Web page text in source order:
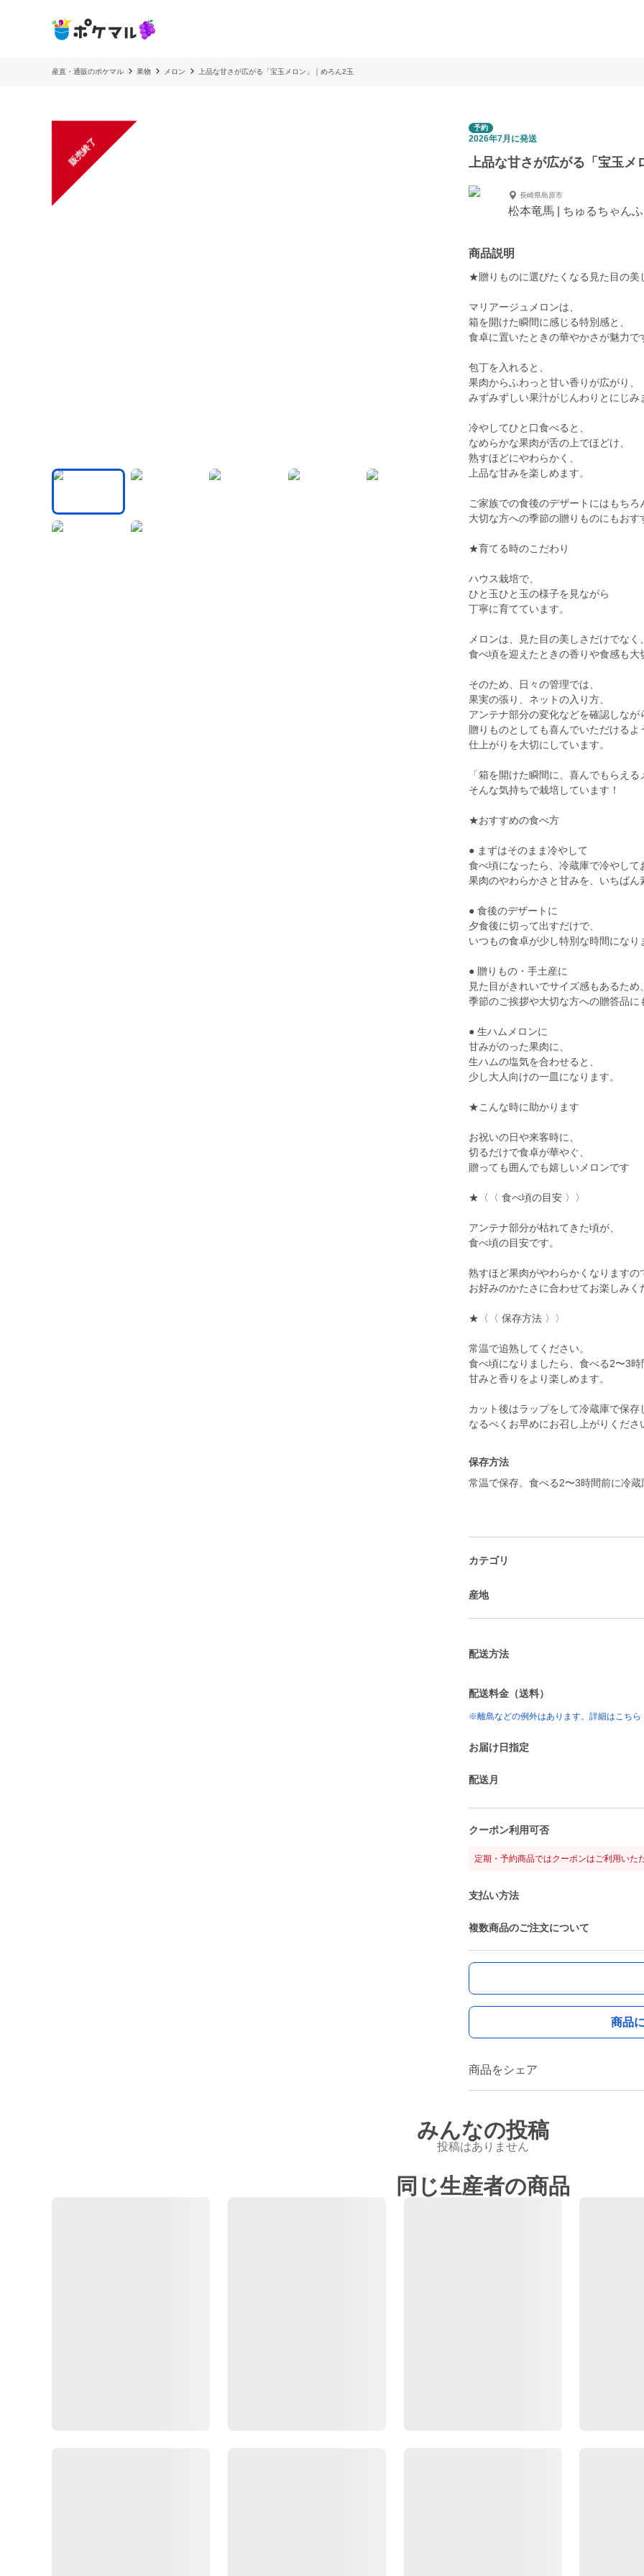
産直・通販のポケマル 果物 メロン 上品な甘さが広がる「宝玉メロン」｜めろん2玉
販売終了
予約
2026年7月に発送
上品な甘さが広がる「宝玉メ
長崎県島原市
松本竜馬 | ちゅるちゃん
商品説明
★贈りものに選びたくなる見た目の美
マリアージュメロンは、
箱を開けた瞬間に感じる特別感と、
食卓に置いたときの華やかさが魅力で
包丁を入れると、
果肉からふわっと甘い香りが広がり、
みずみずしい果汁がじんわりとにじみ
冷やしてひと口食べると、
なめらかな果肉が舌の上でほどけ、
熟すほどにやわらかく、
上品な甘みを楽しめます。
ご家族での食後のデザートにはもちろ
大切な方への季節の贈りものにもおす
★育てる時のこだわり
ハウス栽培で、
ひと玉ひと玉の様子を見ながら
丁寧に育てています。
メロンは、見た目の美しさだけでなく、
食べ頃を迎えたときの香りや食感も大
そのため、日々の管理では、
果実の張り、ネットの入り方、
アンテナ部分の変化などを確認しなが
贈りものとしても喜んでいただけるよ
仕上がりを大切にしています。
「箱を開けた瞬間に、喜んでもらえる
そんな気持ちで栽培しています！
★おすすめの食べ方
● まずはそのまま冷やして
食べ頃になったら、冷蔵庫で冷やして
果肉のやわらかさと甘みを、いちばん
● 食後のデザートに
夕食後に切って出すだけで、
いつもの食卓が少し特別な時間になり
● 贈りもの・手土産に
見た目がきれいでサイズ感もあるため、
季節のご挨拶や大切な方への贈答品に
● 生ハムメロンに
甘みがのった果肉に、
生ハムの塩気を合わせると、
少し大人向けの一皿になります。
★こんな時に助かります
お祝いの日や来客時に、
切るだけで食卓が華やぐ、
贈っても囲んでも嬉しいメロンです
★〈〈 食べ頃の目安 〉〉
アンテナ部分が枯れてきた頃が、
食べ頃の目安です。
熟すほど果肉がやわらかくなりますの
お好みのかたさに合わせてお楽しみく
★〈〈 保存方法 〉〉
常温で追熟してください。
食べ頃になりましたら、食べる2〜3時
甘みと香りをより楽しめます。
カット後はラップをして冷蔵庫で保存
なるべくお早めにお召し上がりくださ
保存方法
常温で保存。食べる2〜3時間前に冷
カテゴリ
産地
配送方法
配送料金（送料）
※離島などの例外はあります。詳細はこちら
お届け日指定
配送月
クーポン利用可否
定期・予約商品ではクーポンはご利用いた
支払い方法
複数商品のご注文について
商品
商品をシェア
みんなの投稿
投稿はありません
同じ生産者の商品